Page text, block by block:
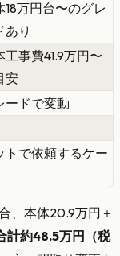
18万円台〜のグレ
あり
工事費41.9万円〜
安
ードで変動
トで依頼するケー
、本体20.9万円＋
計約48.5万円（税